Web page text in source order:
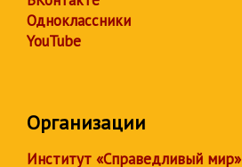
Одноклассники
YouTube
Организации
Институт «Справедливый мир»